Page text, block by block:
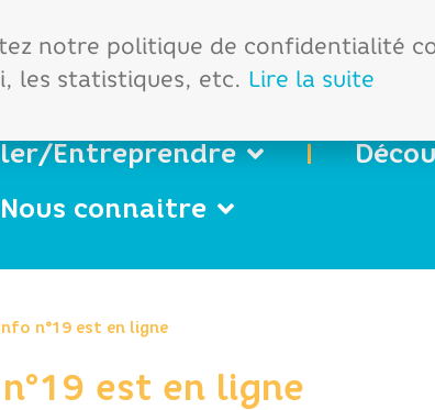
Entreprendre
Nous connaitre
n°19 est en ligne
est en ligne
notre politique de confidentialité
les statistiques, etc. Lire la suite